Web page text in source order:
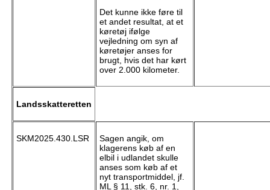
Det kunne ikke føre til
et andet resultat, at et
køretøj ifølge
vejledning om syn af
køretøjer anses for
brugt, hvis det har kørt
over 2.000 kilometer.
Landsskatteretten
SKM2025.430.LSR
Sagen angik, om
klagerens køb af en
elbil i udlandet skulle
anses som køb af et
nyt transportmiddel, jf.
ML § 11, stk. 6, nr. 1,